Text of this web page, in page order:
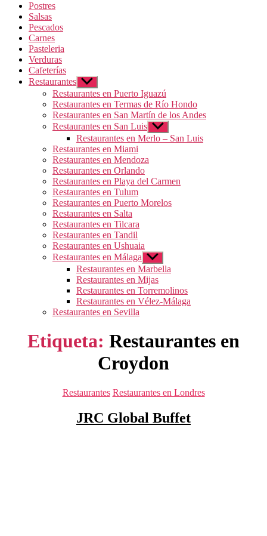
Postres
Salsas
Pescados
Carnes
Pasteleria
Verduras
Cafeterías
Restaurantes Mostrar
el
submenú
Restaurantes en Puerto Iguazú
Restaurantes en Termas de Río Hondo
Restaurantes en San Martín de los Andes
Restaurantes en San Luis Mostrar
el
submenú
Restaurantes en Merlo – San Luis
Restaurantes en Miami
Restaurantes en Mendoza
Restaurantes en Orlando
Restaurantes en Playa del Carmen
Restaurantes en Tulum
Restaurantes en Puerto Morelos
Restaurantes en Salta
Restaurantes en Tilcara
Restaurantes en Tandil
Restaurantes en Ushuaia
Restaurantes en Málaga Mostrar
el
submenú
Restaurantes en Marbella
Restaurantes en Mijas
Restaurantes en Torremolinos
Restaurantes en Vélez-Málaga
Restaurantes en Sevilla
Etiqueta: Restaurantes en
Croydon
Categorías
Restaurantes Restaurantes en Londres
JRC Global Buffet